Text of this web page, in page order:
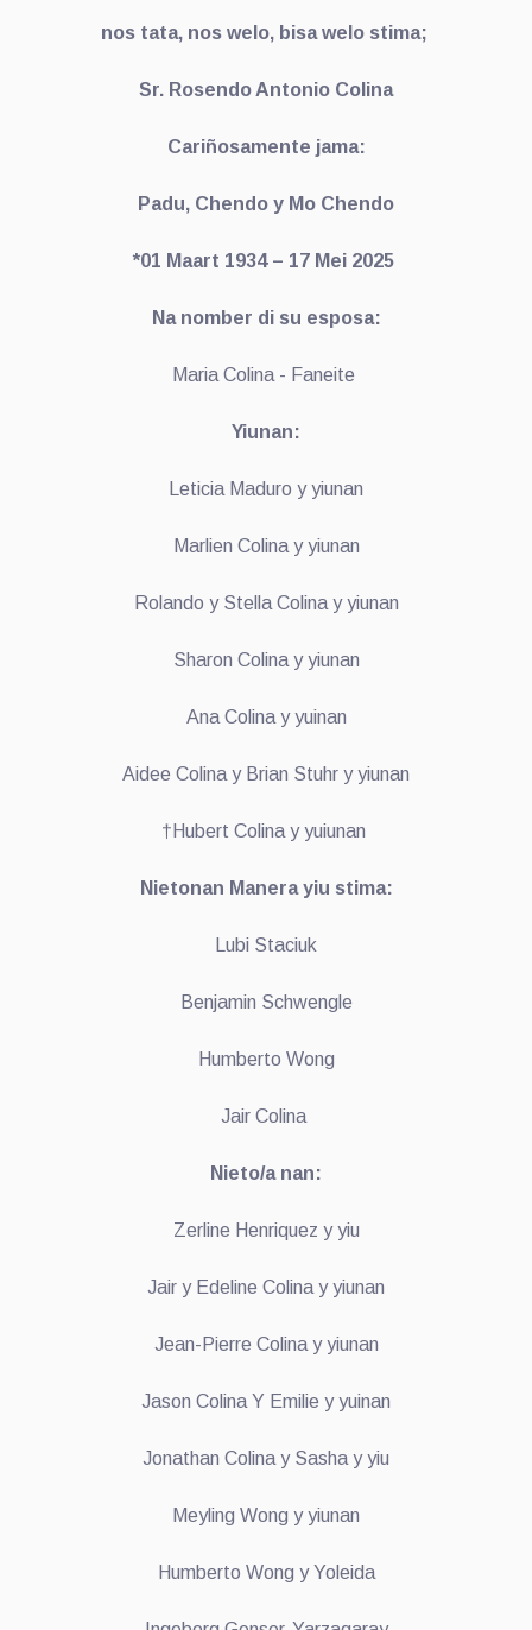
nos tata, nos welo, bisa welo stima;
Sr. Rosendo Antonio Colina
Cariñosamente jama:
Padu, Chendo y Mo Chendo
*01 Maart 1934 – 17 Mei 2025
Na nomber di su esposa:
Maria Colina - Faneite
Yiunan:
Leticia Maduro y yiunan
Marlien Colina y yiunan
Rolando y Stella Colina y yiunan
Sharon Colina y yiunan
Ana Colina y yuinan
Aidee Colina y Brian Stuhr y yiunan
†Hubert Colina y yuiunan
Nietonan Manera yiu stima:
Lubi Staciuk
Benjamin Schwengle
Humberto Wong
Jair Colina
Nieto/a nan:
Zerline Henriquez y yiu
Jair y Edeline Colina y yiunan
Jean-Pierre Colina y yiunan
Jason Colina Y Emilie y yuinan
Jonathan Colina y Sasha y yiu
Meyling Wong y yiunan
Humberto Wong y Yoleida